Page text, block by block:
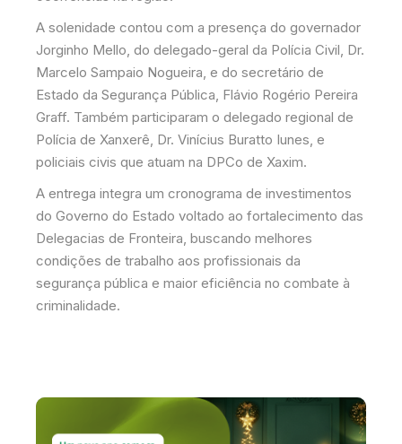
A solenidade contou com a presença do governador
Jorginho Mello, do delegado-geral da Polícia Civil, Dr.
Marcelo Sampaio Nogueira, e do secretário de
Estado da Segurança Pública, Flávio Rogério Pereira
Graff. Também participaram o delegado regional de
Polícia de Xanxerê, Dr. Vinícius Buratto Iunes, e
policiais civis que atuam na DPCo de Xaxim.
A entrega integra um cronograma de investimentos
do Governo do Estado voltado ao fortalecimento das
Delegacias de Fronteira, buscando melhores
condições de trabalho aos profissionais da
segurança pública e maior eficiência no combate à
criminalidade.